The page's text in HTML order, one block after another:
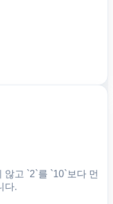
고 `2`를 `10`보다 먼
다.